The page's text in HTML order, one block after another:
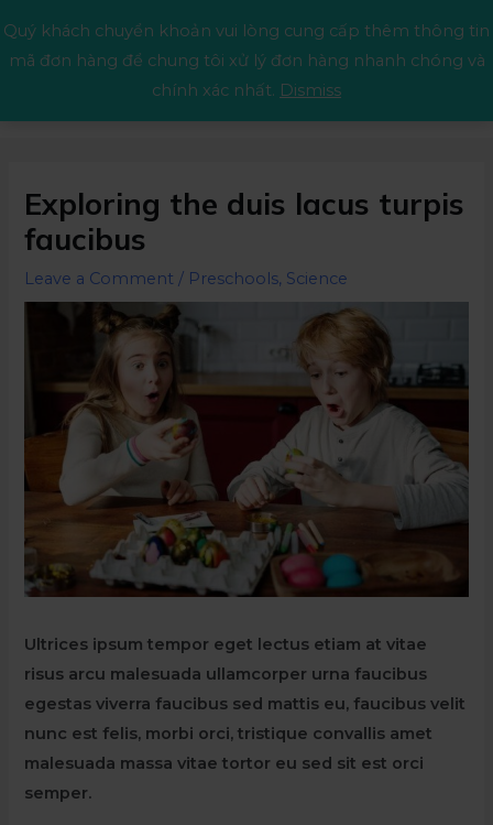
Exploring the duis lacus turpis
faucibus
Leave a Comment / Preschools, Science
Ultrices ipsum tempor eget lectus etiam at vitae
risus arcu malesuada ullamcorper urna faucibus
egestas viverra faucibus sed mattis eu, faucibus velit
nunc est felis, morbi orci, tristique convallis amet
malesuada massa vitae tortor eu sed sit est orci
semper.
Quý khách chuyển khoản vui lòng cung cấp thêm thông tin
mã đơn hàng để chung tôi xử lý đơn hàng nhanh chóng và
chính xác nhất. Dismiss